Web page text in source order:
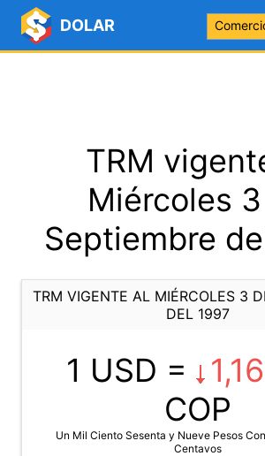
DOLAR
TRM
Miércoles
Septiembre
TRM VIGENTE AL MIÉRCOLES 3
DEL 1997
1 USD =
COP
Un Mil Ciento Sesenta y Nueve Pesos
Centavos